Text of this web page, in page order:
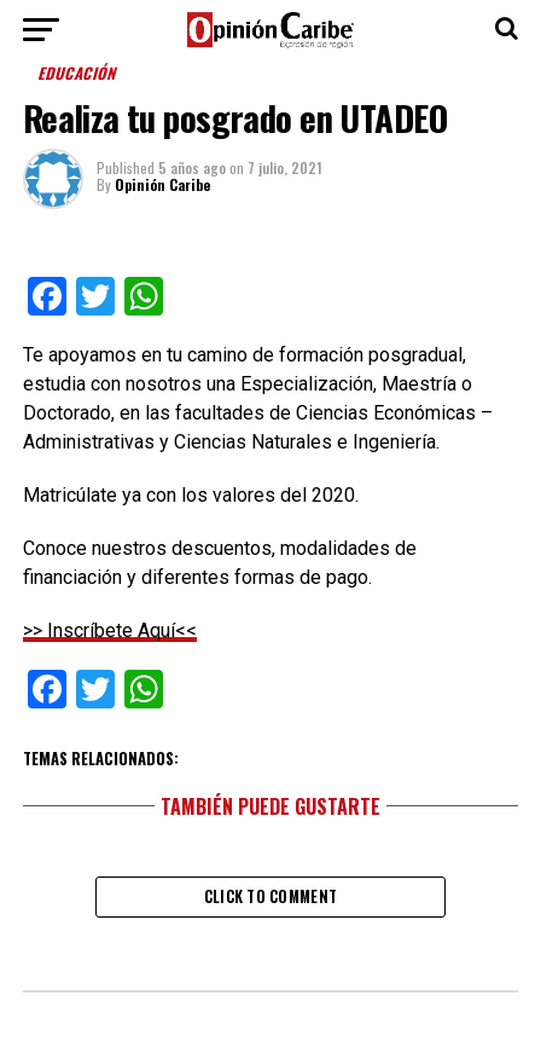
EDUCACIÓN
Realiza tu posgrado en UTADEO
Published 5 años agoon 7 julio, 2021
By Opinión Caribe
Facebook
TwitterWhatsApp
Te apoyamos en tu camino de formación posgradual,
estudia con nosotros una Especialización, Maestría o
Doctorado, en las facultades de Ciencias Económicas –
Administrativas y Ciencias Naturales e Ingeniería.
Matricúlate ya con los valores del 2020.
Conoce nuestros descuentos, modalidades de
financiación y diferentes formas de pago.
>> Inscríbete Aquí<<
Facebook
TwitterWhatsApp
TEMAS RELACIONADOS:
TAMBIÉN PUEDE GUSTARTE
CLICK TO COMMENT